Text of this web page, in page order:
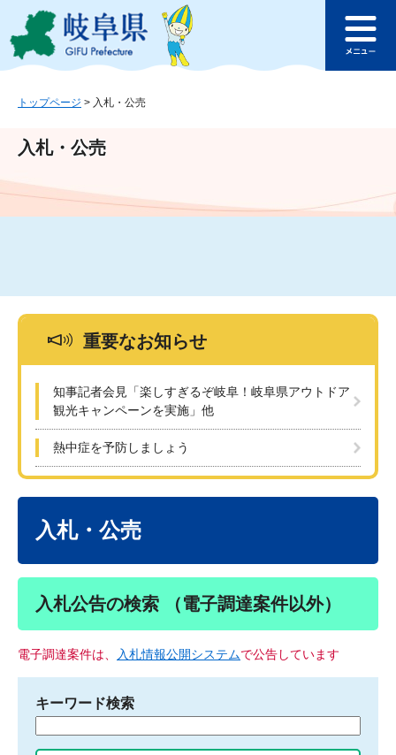
ジ
ュ
文
このページの本文へ
ュ
トップページ > 入札・公売
入札・公売
重要なお知らせ
知事記者会見「楽しすぎるぞ岐阜！岐阜県アウトドア
観光キャンペーンを実施」他
熱中症を予防しましょう
入札・公売
入札公告の検索 （電子調達案件以外）
電子調達案件は、 入札情報公開システムで公告しています
キーワード検索